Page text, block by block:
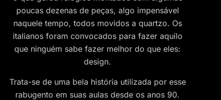
poucas dezenas de peças, algo impensável
naquele tempo, todos movidos a quartzo. Os
italianos foram convocados para fazer aquilo
que ninguém sabe fazer melhor do que eles:
design.
Trata-se de uma bela história utilizada por esse
rabugento em suas aulas desde os anos 90.